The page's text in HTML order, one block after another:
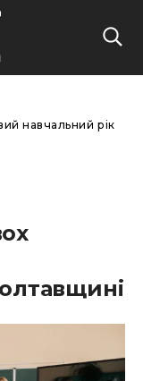
навчальний рік